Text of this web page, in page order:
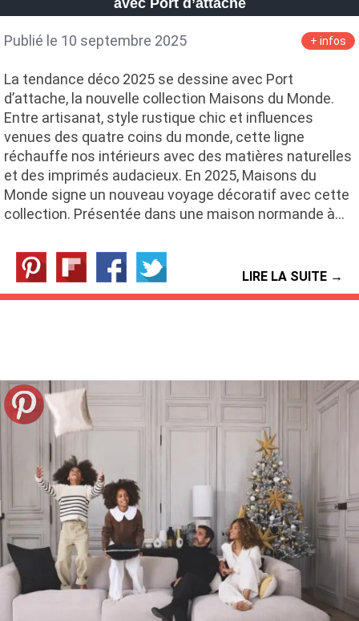
Publié le 10 septembre 2025 + infos
La tendance déco 2025 se dessine avec Port
d’attache, la nouvelle collection Maisons du Monde.
Entre artisanat, style rustique chic et influences
venues des quatre coins du monde, cette ligne
réchauffe nos intérieurs avec des matières naturelles
et des imprimés audacieux. En 2025, Maisons du
Monde signe un nouveau voyage décoratif avec cette
collection. Présentée dans une maison normande à…
LIRE LA SUITE →